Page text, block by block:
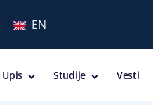
EN
Upis Studije Vesti